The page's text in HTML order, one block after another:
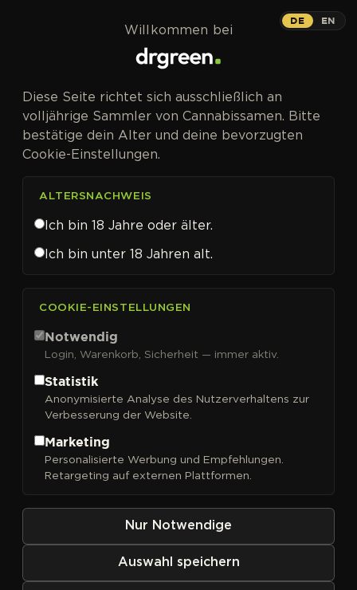
Seedsman
Sortieren nach
DE EN
Willkommen bei
Diese Seite richtet sich ausschließlich an
volljährige Sammler von Cannabissamen. Bitte
bestätige dein Alter und deine bevorzugten
Cookie-Einstellungen.
ALTERSNACHWEIS
Ich bin 18 Jahre oder älter.
Ich bin unter 18 Jahren alt.
COOKIE-EINSTELLUNGEN
Notwendig
Login, Warenkorb, Sicherheit — immer aktiv.
Statistik
Anonymisierte Analyse des Nutzerverhaltens zur
Verbesserung der Website.
Marketing
Personalisierte Werbung und Empfehlungen.
Retargeting auf externen Plattformen.
Nur Notwendige
Auswahl speichern